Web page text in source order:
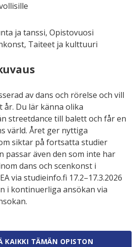
ja tanssi, Opistovuosi
Taiteet ja kulttuuri
av dans och rörelse och vill
Du lär känna olika
streetdance till balett och får en
värld. Året ger nyttiga
siktar på fortsatta studier
passar även den som inte har
dans och scenkonst i
via studieinfo.fi 17.2–17.3.2026
i kontinuerliga ansökan via
KAIKKI TÄMÄN OPISTON